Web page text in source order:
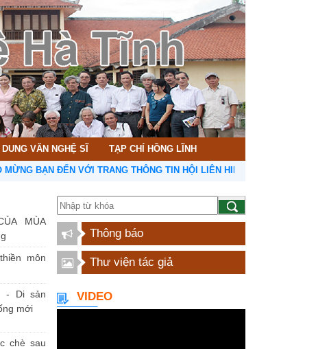
VĂN NGHỆ SĨ TẠP CHÍ HỒNG LĨNH
BẠN ĐẾN VỚI TRANG THÔNG TIN HỘI LIÊN HIỆP VĂN HỌC NGHỆ THUẬT
MÙA
môn
- Di sản
mới
chè sau
Thông báo
Thư viện tác giả
VIDEO